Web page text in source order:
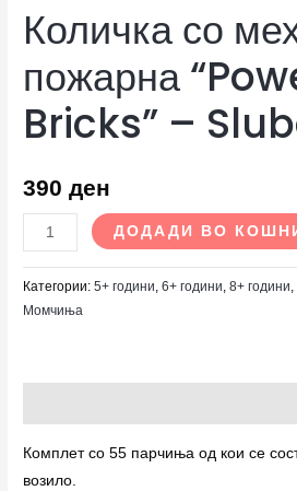
Количка со
пожарна
Bricks” –
390ден
ДОДАДИ ВО
Категории:5+ години,6+ години,8+ години,
Момчиња
Комплет со 55 парчиња од кои се
возило.